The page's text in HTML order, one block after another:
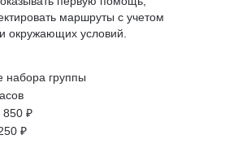
маршруты с учетом
окружающих условий.
набора группы
850 ₽
₽